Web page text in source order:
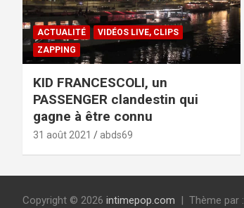
ACTUALITÉ
VIDÉOS LIVE, CLIPS
ZAPPING
KID FRANCESCOLI, un
PASSENGER clandestin qui
gagne à être connu
31 août 2021 abds69
Copyright © 2026 intimepop.com Thème par :